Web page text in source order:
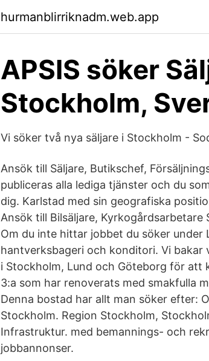
hurmanblirriknadm.web.app
APSIS söker
Stockholm,
Vi söker två nya säljare i Stockholm -
Ansök till Säljare, Butikschef,
publiceras alla lediga tjänster och du
dig. Karlstad med sin geografiska
Ansök till Bilsäljare,
Om du inte hittar jobbet du söker
hantverksbageri och konditori. Vi
i Stockholm, Lund och Göteborg för att
3:a som har renoverats med smakfulla
Denna bostad har allt man söker efter:
Stockholm. Region Stockholm,
Infrastruktur. med bemannings- och
jobbannonser.